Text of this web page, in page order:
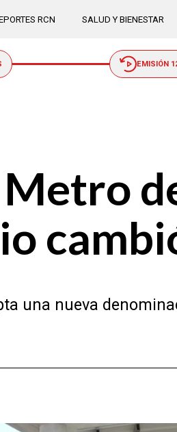
RCN SALUD Y BIENESTAR
EMISIÓN
una nueva